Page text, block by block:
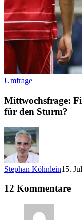
Umfrage
Mittwochsfrage:
für den Sturm?
Stephan Köhnlein15.
12 Kommentare